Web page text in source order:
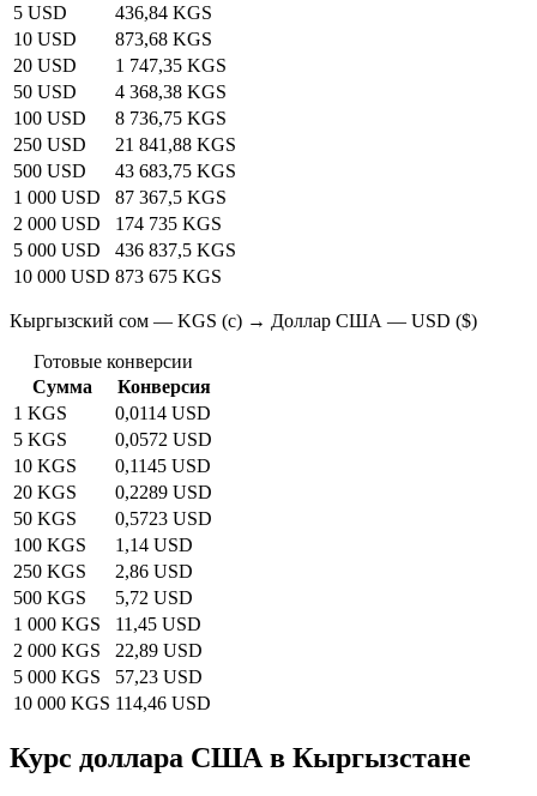
5 USD
436,84 KGS
10 USD
873,68 KGS
20 USD
1 747,35 KGS
50 USD
4 368,38 KGS
100 USD
8 736,75 KGS
250 USD
21 841,88 KGS
500 USD
43 683,75 KGS
1 000 USD
87 367,5 KGS
2 000 USD
174 735 KGS
5 000 USD
436 837,5 KGS
10 000 USD 873 675 KGS
Кыргызский сом — KGS (с) → Доллар США — USD ($)
Готовые конверсии
Сумма
Конверсия
1 KGS
0,0114 USD
5 KGS
0,0572 USD
10 KGS
0,1145 USD
20 KGS
0,2289 USD
50 KGS
0,5723 USD
100 KGS
1,14 USD
250 KGS
2,86 USD
500 KGS
5,72 USD
1 000 KGS
11,45 USD
2 000 KGS
22,89 USD
5 000 KGS
57,23 USD
10 000 KGS 114,46 USD
Курс доллара США в Кыргызстане